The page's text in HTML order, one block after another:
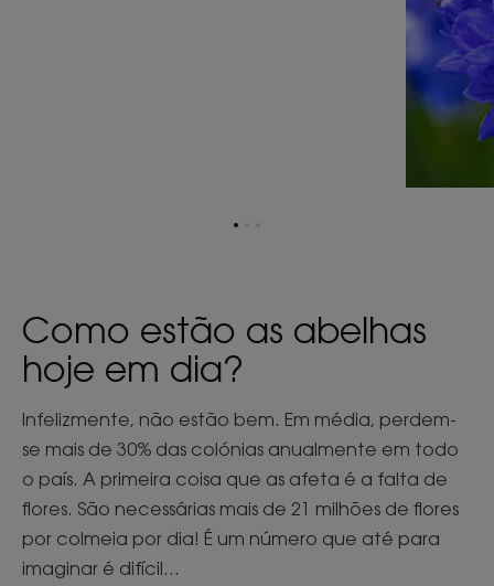
Ir
Como estão as abelhas
hoje em dia?
Infelizmente, não estão bem. Em média, perdem-
se mais de 30% das colónias anualmente em todo
o país. A primeira coisa que as afeta é a falta de
flores. São necessárias mais de 21 milhões de flores
por colmeia por dia! É um número que até para
imaginar é difícil...